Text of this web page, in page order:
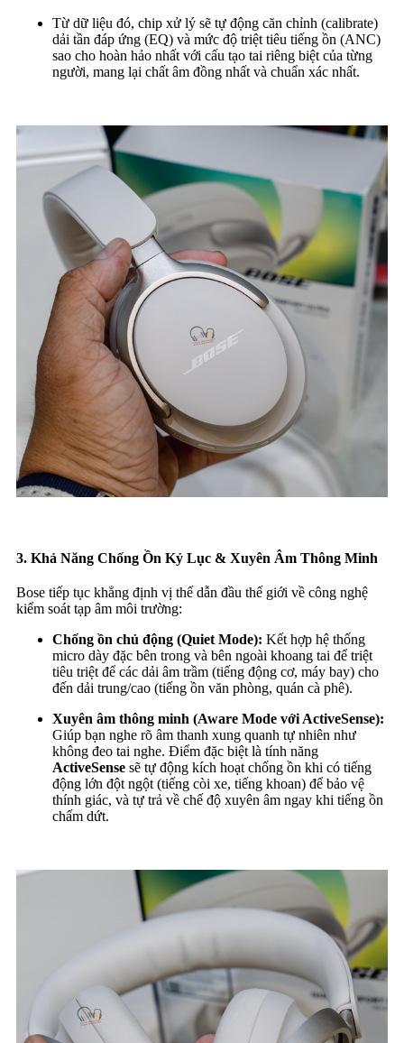
Từ dữ liệu đó, chip xử lý sẽ tự động căn chỉnh (calibrate)
dải tần đáp ứng (EQ) và mức độ triệt tiêu tiếng ồn (ANC)
sao cho hoàn hảo nhất với cấu tạo tai riêng biệt của từng
người, mang lại chất âm đồng nhất và chuẩn xác nhất.
3. Khả Năng Chống Ồn Kỷ Lục & Xuyên Âm Thông Minh
Bose tiếp tục khẳng định vị thế dẫn đầu thế giới về công nghệ
kiểm soát tạp âm môi trường:
Chống ồn chủ động (Quiet Mode): Kết hợp hệ thống
micro dày đặc bên trong và bên ngoài khoang tai để triệt
tiêu triệt để các dải âm trầm (tiếng động cơ, máy bay) cho
đến dải trung/cao (tiếng ồn văn phòng, quán cà phê).
Xuyên âm thông minh (Aware Mode với ActiveSense):
Giúp bạn nghe rõ âm thanh xung quanh tự nhiên như
không đeo tai nghe. Điểm đặc biệt là tính năng
ActiveSense sẽ tự động kích hoạt chống ồn khi có tiếng
động lớn đột ngột (tiếng còi xe, tiếng khoan) để bảo vệ
thính giác, và tự trả về chế độ xuyên âm ngay khi tiếng ồn
chấm dứt.